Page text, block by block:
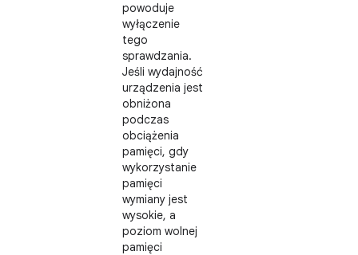
powoduje
wyłączenie
tego
sprawdzania.
Jeśli wydajność
urządzenia jest
obniżona
podczas
obciążenia
pamięci, gdy
wykorzystanie
pamięci
wymiany jest
wysokie, a
poziom wolnej
pamięci